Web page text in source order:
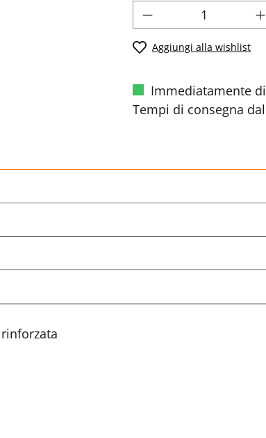
Aggiungi alla wishlist
Immediatamente
Tempi di consegna